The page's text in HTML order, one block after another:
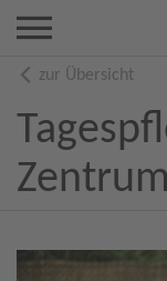
zur Übersicht
Zentrum